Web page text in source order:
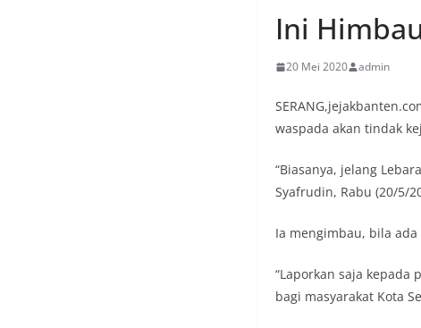
Ini
20 Mei 2020 admin
waspada akan tindak
“Biasanya, jelang
Syafrudin, Rabu (20/5/
Ia mengimbau, bila
“Laporkan saja
bagi masyarakat Kota